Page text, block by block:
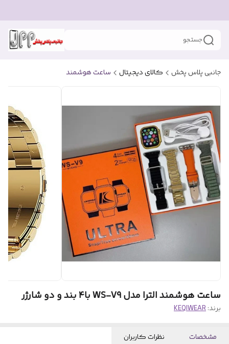
جستجو
جانبی پلاس پخش کالای دیجیتال ساعت هوشمند
ساعت هوشمند الترا مدل WS-V9 با۴ بند و دو شارژر
برند:KEQIWEAR
مشخصات نظرات کاربران